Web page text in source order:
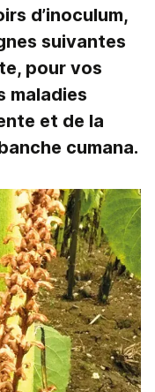
d’inoculum,
suivantes
pour vos
maladies
et de la
cumana.